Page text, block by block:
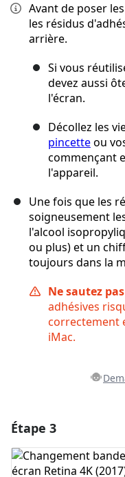
Avant de poser
les résidus
arrière.
Si vous
devez aussi
l'écran.
Décollez les
pincetteou
commençant
l'appareil.
Une fois que les
soigneusement
l'alcool
ou plus) et un
toujours dans la
Ne sautez
adhésives
correctement
iMac.
Ajouter un
Étape 3